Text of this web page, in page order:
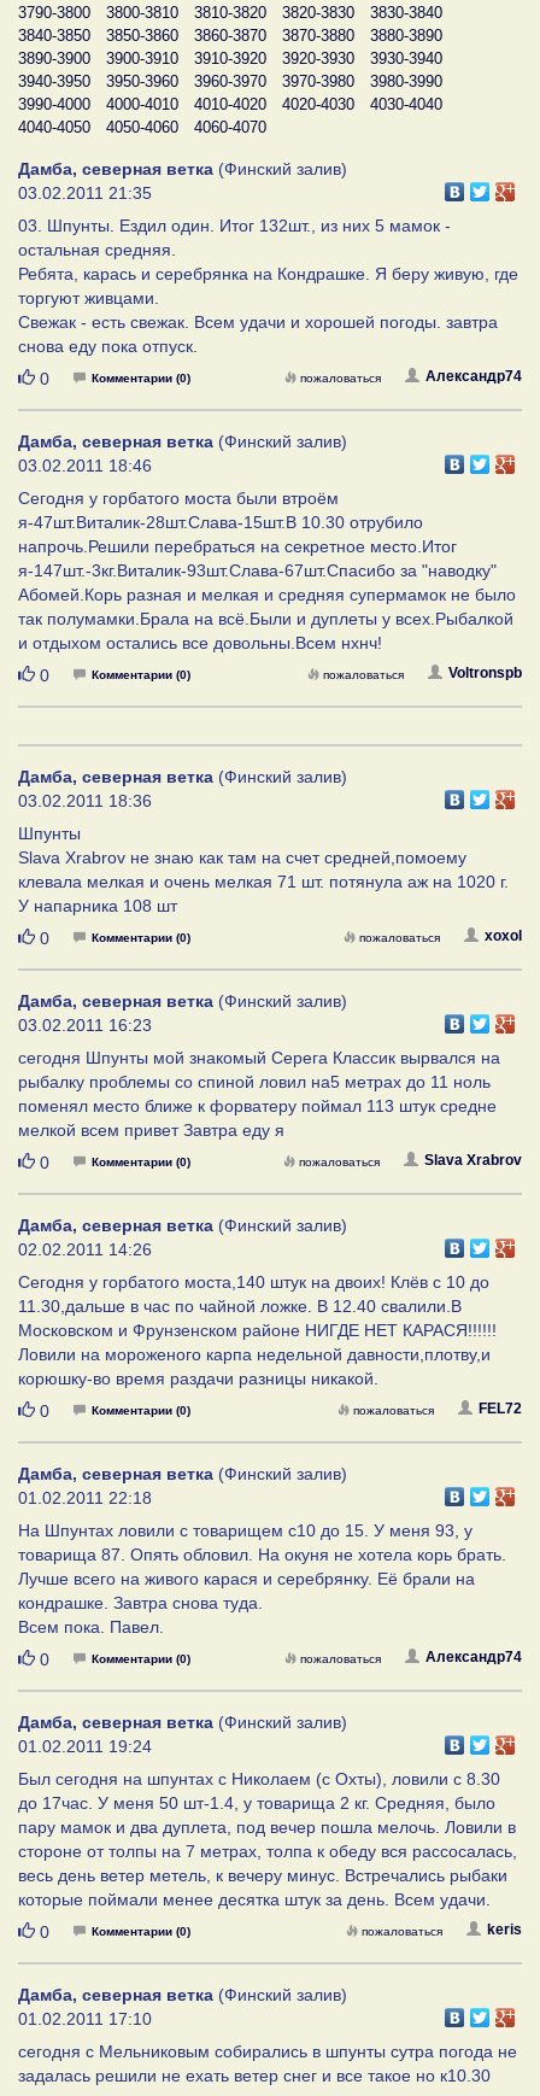
3790-3800
3800-3810 3810-3820 3820-3830
3830-3840
3840-3850
3850-3860 3860-3870 3870-3880
3880-3890
3890-3900
3900-3910 3910-3920 3920-3930
3930-3940
3940-3950
3950-3960 3960-3970 3970-3980
3980-3990
3990-4000
4000-4010 4010-4020 4020-4030
4030-4040
4040-4050
4050-4060 4060-4070
Дамба, северная ветка (Финский залив)
03.02.2011 21:35
03. Шпунты. Ездил один. Итог 132шт., из них 5 мамок -
остальная средняя.
Ребята, карась и серебрянка на Кондрашке. Я беру живую, где
торгуют живцами.
Свежак - есть свежак. Всем удачи и хорошей погоды. завтра
снова еду пока отпуск.
Нравится
0 Комментарии (0) Александр74
пожаловаться
Дамба, северная ветка (Финский залив)
03.02.2011 18:46
Сегодня у горбатого моста были втроём
я-47шт.Виталик-28шт.Слава-15шт.В 10.30 отрубило
напрочь.Решили перебраться на секретное место.Итог
я-147шт.-3кг.Виталик-93шт.Слава-67шт.Спасибо за "наводку"
Абомей.Корь разная и мелкая и средняя супермамок не было
так полумамки.Брала на всё.Были и дуплеты у всех.Рыбалкой
и отдыхом остались все довольны.Всем нхнч!
Нравится
0 Комментарии (0) Voltronspb
пожаловаться
Дамба, северная ветка (Финский залив)
03.02.2011 18:36
Шпунты
Slava Xrabrov не знаю как там на счет средней,помоему
клевала мелкая и очень мелкая 71 шт. потянула аж на 1020 г.
У напарника 108 шт
Нравится
0 Комментарии (0) xoxol
пожаловаться
Дамба, северная ветка (Финский залив)
03.02.2011 16:23
сегодня Шпунты мой знакомый Серега Классик вырвался на
рыбалку проблемы со спиной ловил на5 метрах до 11 ноль
поменял место ближе к форватеру поймал 113 штук средне
мелкой всем привет Завтра еду я
Нравится
0 Комментарии (0) Slava Xrabrov
пожаловаться
Дамба, северная ветка (Финский залив)
02.02.2011 14:26
Cегодня у горбатого моста,140 штук на двоих! Клёв с 10 до
11.30,дальше в час по чайной ложке. В 12.40 свалили.В
Московском и Фрунзенском районе НИГДЕ НЕТ КАРАСЯ!!!!!!
Ловили на мороженого карпа недельной давности,плотву,и
корюшку-во время раздачи разницы никакой.
Нравится
0 Комментарии (0) FEL72
пожаловаться
Дамба, северная ветка (Финский залив)
01.02.2011 22:18
На Шпунтах ловили с товарищем с10 до 15. У меня 93, у
товарища 87. Опять обловил. На окуня не хотела корь брать.
Лучше всего на живого карася и серебрянку. Её брали на
кондрашке. Завтра снова туда.
Всем пока. Павел.
Нравится
0 Комментарии (0) Александр74
пожаловаться
Дамба, северная ветка (Финский залив)
01.02.2011 19:24
Был сегодня на шпунтах с Николаем (с Охты), ловили с 8.30
до 17час. У меня 50 шт-1.4, у товарища 2 кг. Средняя, было
пару мамок и два дуплета, под вечер пошла мелочь. Ловили в
стороне от толпы на 7 метрах, толпа к обеду вся рассосалась,
весь день ветер метель, к вечеру минус. Встречались рыбаки
которые поймали менее десятка штук за день. Всем удачи.
Нравится
0 Комментарии (0) keris
пожаловаться
Дамба, северная ветка (Финский залив)
01.02.2011 17:10
сегодня с Мельниковым собирались в шпунты сутра погода не
задалась решили не ехать ветер снег и все такое но к10.30